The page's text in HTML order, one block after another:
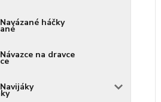
Navázané háčky
Návazce na dravce
Navijáky